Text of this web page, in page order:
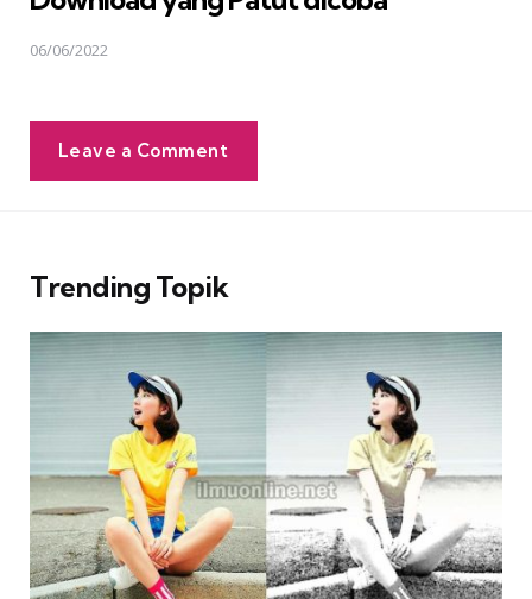
06/06/2022
Leave a Comment
Trending Topik